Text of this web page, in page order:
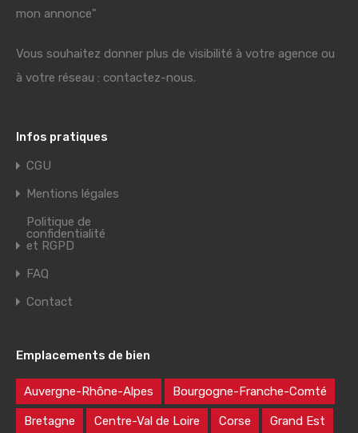
mon annonce"
Vous souhaitez donner plus de visibilité à votre agence ou
à votre réseau : contactez-nous.
Infos pratiques
CGU
Mentions légales
Politique de
confidentialité
et RGPD
FAQ
Contact
Emplacements de bien
Auvergne-Rhône-Alpes Bourgogne-Franche-Comté
Bretagne Centre-Val de Loire Corse Grand Est